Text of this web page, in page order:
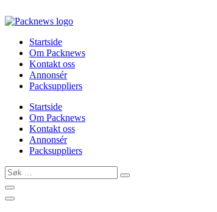
to
Startside
Om Packnews
Kontakt oss
Annonsér
Packsuppliers
Startside
Om Packnews
Kontakt oss
Annonsér
Packsuppliers
Søk
…